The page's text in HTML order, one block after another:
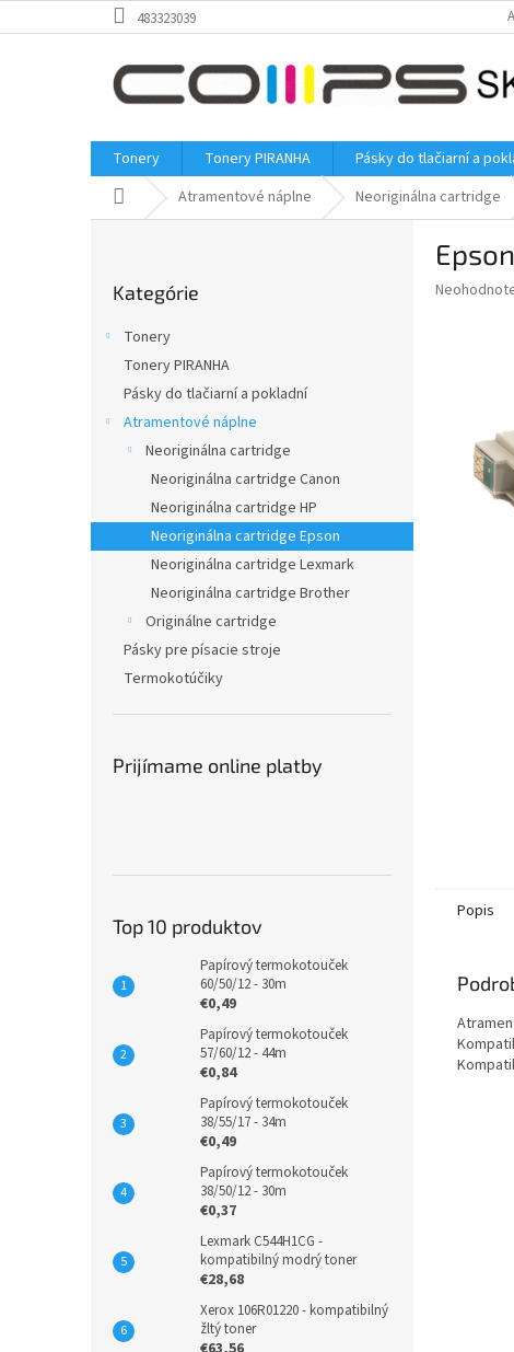
na
483323039
Tonery Tonery PIRANHA Pásky do tlačiarní a
DomovAtramentové náplne Neoriginálna cartridge
kategórie
Kategórie
Tonery
Tonery PIRANHA
Pásky do tlačiarní a pokladní
Atramentové náplne
Neoriginálna cartridge
Neoriginálna cartridge Canon
Neoriginálna cartridge HP
Neoriginálna cartridge Epson
Neoriginálna cartridge Lexmark
Neoriginálna cartridge Brother
Originálne cartridge
Pásky pre písacie stroje
Termokotúčiky
Prijímame online platby
Top 10 produktov
Papírový termokotouček
60/50/12 - 30m
€0,49
Papírový termokotouček
57/60/12 - 44m
€0,84
Papírový termokotouček
38/55/17 - 34m
€0,49
Papírový termokotouček
38/50/12 - 30m
€0,37
Lexmark C544H1CG -
kompatibilný modrý toner
€28,68
Xerox 106R01220 - kompatibilný
žltý toner
Priemerné
hviezdičiek.
Popis